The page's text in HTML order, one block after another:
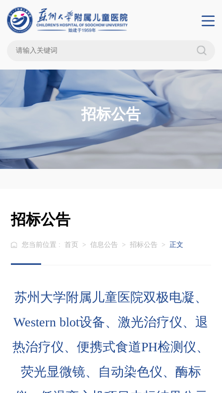
招标公告
招标公告
您当前位置 : 首页 > 信息公告 > 招标公告 > 正文
苏州大学附属儿童医院双极电凝、
Western blot设备、激光治疗仪、退
热治疗仪、便携式食道PH检测仪、
荧光显微镜、自动染色仪、酶标